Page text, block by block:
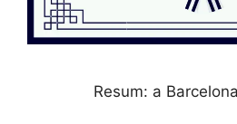
Resum: a